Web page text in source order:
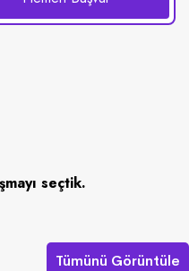
seçtik.
Tümünü Görüntüle